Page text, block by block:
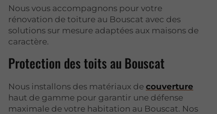
Nous vous accompagnons pour votre
rénovation de toiture au Bouscat avec des
solutions sur mesure adaptées aux maisons de
caractère.
Protection des toits au Bouscat
Nous installons des matériaux de couverture
haut de gamme pour garantir une défense
maximale de votre habitation au Bouscat. Nos